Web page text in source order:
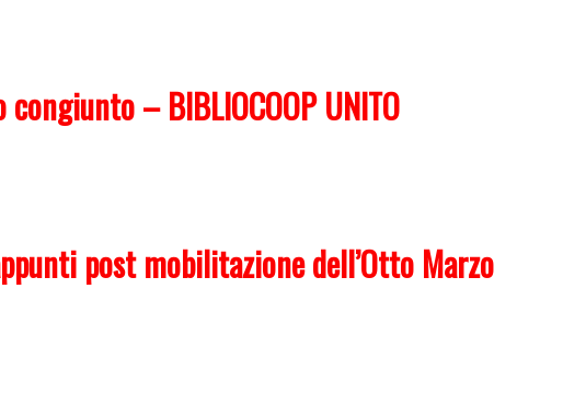
– BIBLIOCOOP UNITO
post mobilitazione dell’Otto Marzo